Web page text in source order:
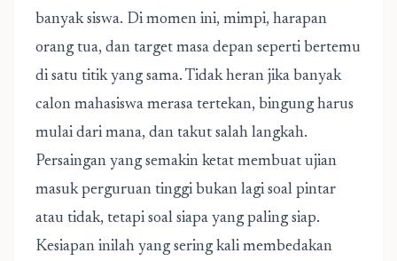
banyak siswa. Di momen ini, mimpi, harapan
orang tua, dan target masa depan seperti bertemu
di satu titik yang sama. Tidak heran jika banyak
calon mahasiswa merasa tertekan, bingung harus
mulai dari mana, dan takut salah langkah.
Persaingan yang semakin ketat membuat ujian
masuk perguruan tinggi bukan lagi soal pintar
atau tidak, tetapi soal siapa yang paling siap.
Kesiapan inilah yang sering kali membedakan